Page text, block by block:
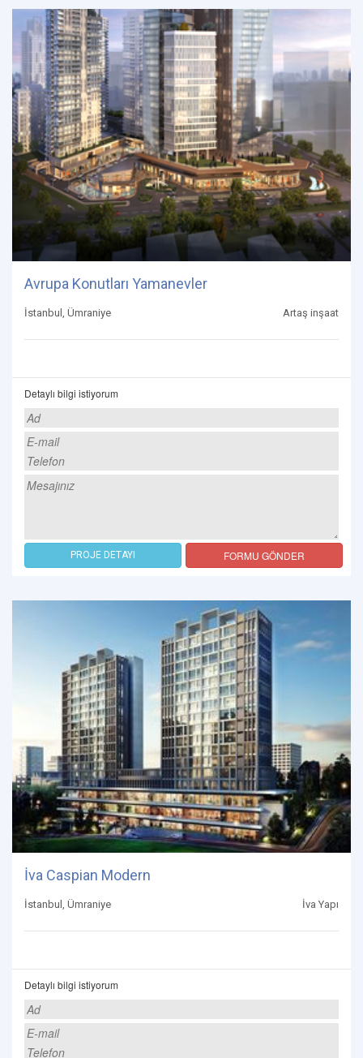
Avrupa Konutları Yamanevler
İstanbul, Ümraniye Artaş inşaat
Detaylı bilgi istiyorum
PROJE DETAYI FORMU GÖNDER
İva Caspian Modern
İstanbul, Ümraniye İva Yapı
Detaylı bilgi istiyorum